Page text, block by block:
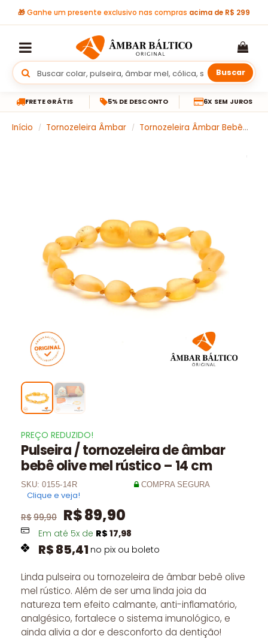
🎁Ganhe um presente exclusivo nas compras acima de R$ 299
Buscar
FRETE GRÁTIS 5% DE DESCONTO 6X SEM JUROS
Início / Tornozeleira Âmbar / Tornozeleira Âmbar Bebê
PREÇO REDUZIDO!
Pulseira / tornozeleira de âmbar
bebê olive mel rústico – 14 cm
SKU: 0155-14R COMPRA SEGURA
Clique e veja!
R$99,90 R$89,90
Em até 5x de R$ 17,98
R$85,41 no pix ou boleto
Linda pulseira ou tornozeleira de âmbar bebê olive
mel rústico. Além de ser uma linda joia da
natureza tem efeito calmante, anti-inflamatório,
analgésico, fortalece o sistema imunológico, e
ainda alivia a dor e desconforto da dentição!